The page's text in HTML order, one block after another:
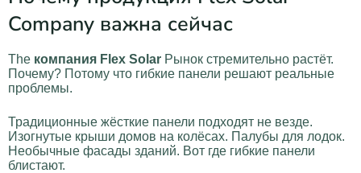
Company важна сейчас
The компания Flex Solar Рынок стремительно растёт.
Почему? Потому что гибкие панели решают реальные
проблемы.
Традиционные жёсткие панели подходят не везде.
Изогнутые крыши домов на колёсах. Палубы для лодок.
Необычные фасады зданий. Вот где гибкие панели
блистают.